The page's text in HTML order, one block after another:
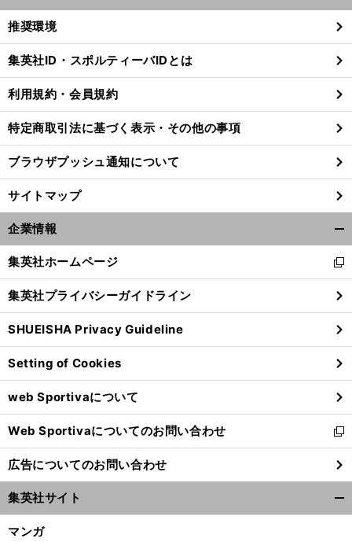
閉
る
推奨環境
集英社ID・スポルティーバIDとは
利用規約・会員規約
特定商取引法に基づく表示・その他の事項
ブラウザプッシュ通知について
サイトマップ
企業情報
閉
る
集英社ホームページ
新
し
い
ウ
ィ
ン
ド
ウ
で
開
く
集英社プライバシーガイドライン
SHUEISHA Privacy Guideline
Setting of Cookies
web Sportivaについて
Web Sportivaについてのお問い合わせ
新
し
い
ウ
ィ
ン
広告についてのお問い合わせ
集英社サイト
マンガ